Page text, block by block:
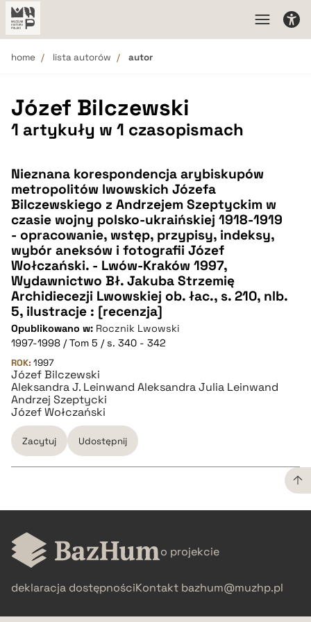
home lista autorów autor
Józef Bilczewski
1 artykuły w 1 czasopismach
Nieznana korespondencja arybiskupów
metropolitów lwowskich Józefa
Bilczewskiego z Andrzejem Szeptyckim w
czasie wojny polsko-ukraińskiej 1918-1919
- opracowanie, wstęp, przypisy, indeksy,
wybór aneksów i fotografii Józef
Wołczański. - Lwów-Kraków 1997,
Wydawnictwo Bł. Jakuba Strzemię
Archidiecezji Lwowskiej ob. łac., s. 210, nlb.
5, ilustracje : [recenzja]
Opublikowano w: Rocznik Lwowski
1997-1998 / Tom 5 / s. 340 - 342
ROK: 1997
Józef Bilczewski
Aleksandra J. Leinwand Aleksandra Julia Leinwand
Andrzej Szeptycki
Józef Wołczański
Zacytuj Udostępnij
CZYSTY TEKST
pobierz cytat
BIBTEX
o projekcie
deklaracja dostępnościKontakt bazhum@muzhp.pl